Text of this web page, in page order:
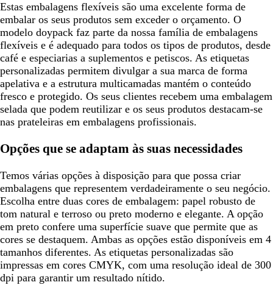
Estas embalagens flexíveis são uma excelente forma de
embalar os seus produtos sem exceder o orçamento. O
modelo doypack faz parte da nossa família de embalagens
flexíveis e é adequado para todos os tipos de produtos, desde
café e especiarias a suplementos e petiscos. As etiquetas
personalizadas permitem divulgar a sua marca de forma
apelativa e a estrutura multicamadas mantém o conteúdo
fresco e protegido. Os seus clientes recebem uma embalagem
selada que podem reutilizar e os seus produtos destacam-se
nas prateleiras em embalagens profissionais.
Opções que se adaptam às suas necessidades
Temos várias opções à disposição para que possa criar
embalagens que representem verdadeiramente o seu negócio.
Escolha entre duas cores de embalagem: papel robusto de
tom natural e terroso ou preto moderno e elegante. A opção
em preto confere uma superfície suave que permite que as
cores se destaquem. Ambas as opções estão disponíveis em 4
tamanhos diferentes. As etiquetas personalizadas são
impressas em cores CMYK, com uma resolução ideal de 300
dpi para garantir um resultado nítido.